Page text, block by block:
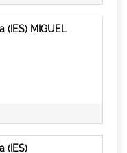
(IES) MIGUEL
(IES)